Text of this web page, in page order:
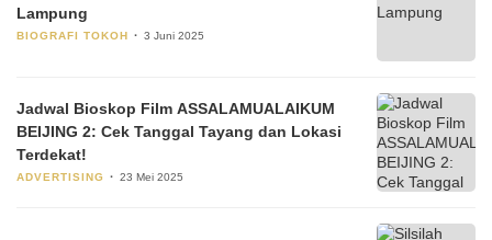
Lampung
BIOGRAFI TOKOH 3 Juni 2025
Jadwal Bioskop Film ASSALAMUALAIKUM
BEIJING 2: Cek Tanggal Tayang dan Lokasi
Terdekat!
ADVERTISING 23 Mei 2025